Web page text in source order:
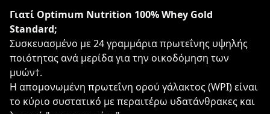
Γιατί Optimum Nutrition 100% Whey Gold
Standard;
Συσκευασμένο με 24 γραμμάρια πρωτεΐνης υψηλής
ποιότητας ανά μερίδα για την οικοδόμηση των
μυών†.
Η απομονωμένη πρωτεΐνη ορού γάλακτος (WPI) είναι
το κύριο συστατικό με περαιτέρω υδατάνθρακες και